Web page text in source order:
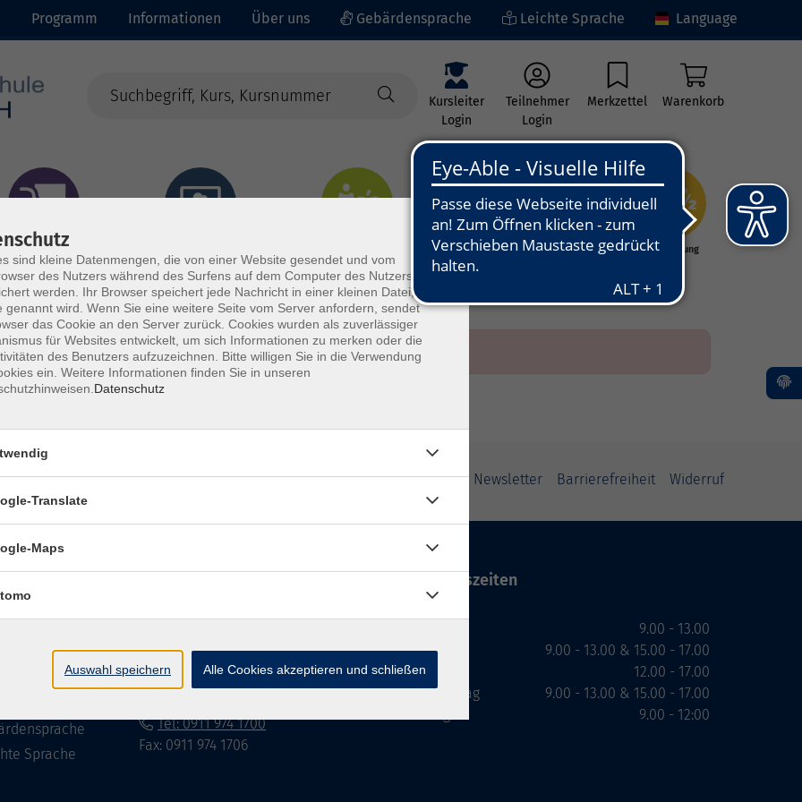
Programm Informationen Über uns Gebärdensprache Leichte Sprache Language
Kursleiter
Login
Teilnehmer
Login
Merkzettel Warenkorb
- Integration
Kunst - Kultur -
Grundbildung
Impressum Datenschutzerklärung AGB Newsletter Barrierefreiheit Widerruf
Sprache
90762 Fürth
info@vhs-fuerth.de
Tel: 0911 974 1700
Fax: 0911 974 1706
Öffnungszeiten
Dienstag
Mittwoch
Donnerstag
9.00 - 13.00
9.00 - 13.00 & 15.00 - 17.00
12.00 - 17.00
9.00 - 13.00 & 15.00 - 17.00
9.00 - 12:00
sind kleine Datenmengen, die von einer Website gesendet und vom
des Nutzers während des Surfens auf dem Computer des Nutzers
werden. Ihr Browser speichert jede Nachricht in einer kleinen Datei, die
genannt wird. Wenn Sie eine weitere Seite vom Server anfordern, sendet
das Cookie an den Server zurück. Cookies wurden als zuverlässiger
für Websites entwickelt, um sich Informationen zu merken oder die
des Benutzers aufzuzeichnen. Bitte willigen Sie in die Verwendung
ein. Weitere Informationen finden Sie in unseren
Datenschutz
×
Translate
Maps
Auswahl speichern Alle Cookies akzeptieren und schließen